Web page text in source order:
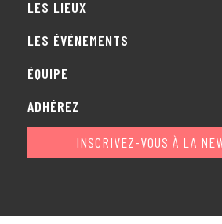
LES LIEUX
LES ÉVÉNEMENTS
ÉQUIPE
ADHÉREZ
INSCRIVEZ-VOUS À LA